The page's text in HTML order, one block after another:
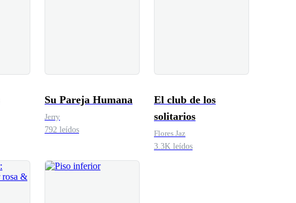
Su Pareja Humana
Jerry
792 leídos
El club de los
solitarios
Flores Jaz
3.3K leídos